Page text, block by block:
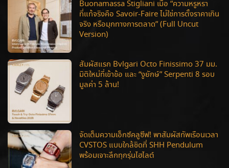
Buonamassa Stigliani เมื่อ “ความหรูหรา
ที่แท้จริงคือ Savoir-Faire ไม่ใช่การตั้งราคาเกิน
จริง หรือมุกทางการตลาด” (Full Uncut
Version)
สัมผัสแรก Bvlgari Octo Finissimo 37 มม.
มิติใหม่ที่เข้าข้อ และ “งูยักษ์” Serpenti 8 รอบ
มูลค่า 5 ล้าน!
จัดเต็มความเอ็กซ์คลูซีฟ! พาสัมผัสทัพเรือนเวลา
CVSTOS แบบใกล้ชิดที่ SHH Pendulum
พร้อมเจาะลึกทุกรุ่นไฮไลต์